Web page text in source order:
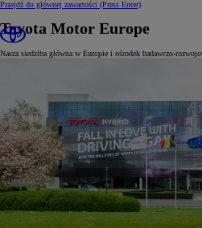
Przejdź do głównej zawartości (Press Enter)
Toyota Motor Europe
Nasza siedziba główna w Europie i ośrodek badawczo-